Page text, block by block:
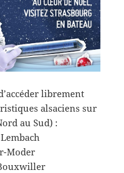
librement
alsaciens sur
au Sud) :
Moder